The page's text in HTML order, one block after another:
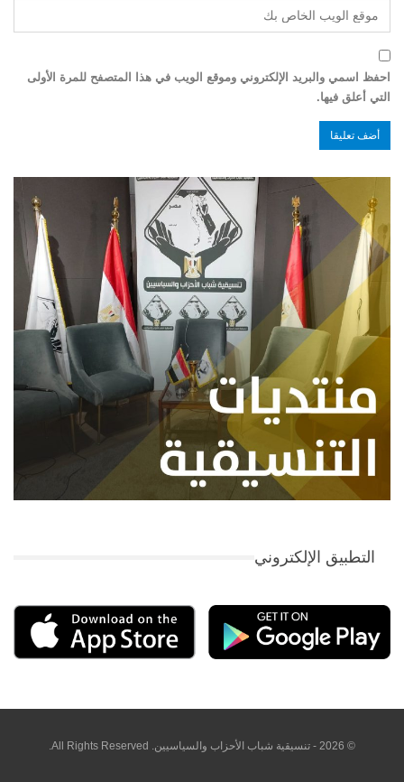
احفظ اسمي والبريد الإلكتروني وموقع الويب في هذا المتصفح للمرة الأولى
التي أعلق فيها.
التطبيق الإلكتروني
© 2026 - تنسيقية شباب الأحزاب والسياسيين. All Rights Reserved.